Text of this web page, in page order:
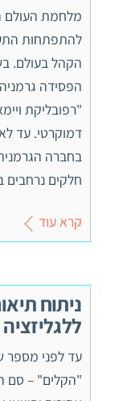
להתפתחות
הפסידה
"רפובליקת
דמוקרטי. עד
בחברה
חלקים
קרא עוד
ניתוח
עד לפני מספר
"הקלים" – סם